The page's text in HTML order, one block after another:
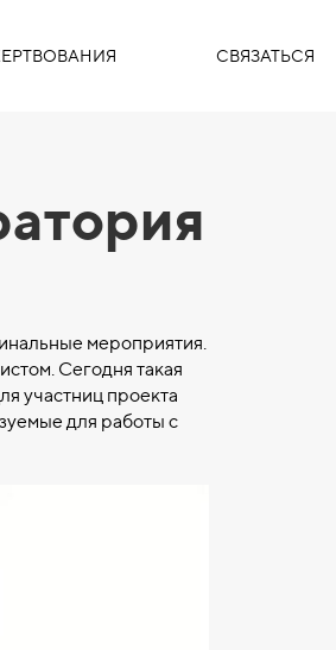
СВЯЗАТЬСЯ
мероприятия.
Сегодня такая
участниц проекта
для работы с